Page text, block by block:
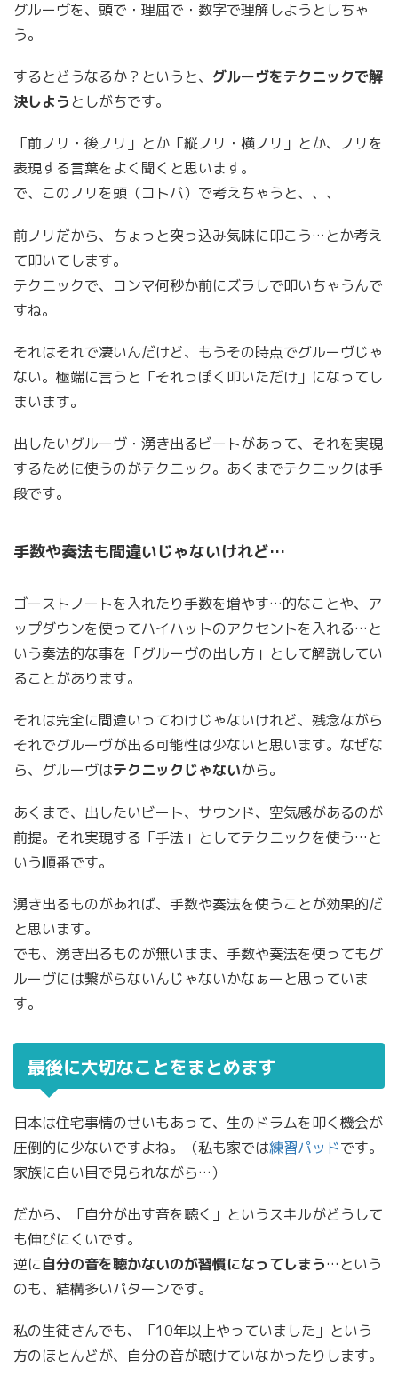
グルーヴを、頭で・理屈で・数字で理解しようとしちゃ
う。
するとどうなるか？というと、 グルーヴをテクニックで解
決しようとしがちです。
「前ノリ・後ノリ」とか「縦ノリ・横ノリ」とか、ノリを
表現する言葉をよく聞くと思います。
で、このノリを頭（コトバ）で考えちゃうと、、、
前ノリだから、ちょっと突っ込み気味に叩こう…とか考え
て叩いてします。
テクニックで、コンマ何秒か前にズラしで叩いちゃうんで
すね。
それはそれで凄いんだけど、もうその時点でグルーヴじゃ
ない。極端に言うと「それっぽく叩いただけ」になってし
まいます。
出したいグルーヴ・湧き出るビートがあって、それを実現
するために使うのがテクニック。あくまでテクニックは手
段です。
手数や奏法も間違いじゃないけれど…
ゴーストノートを入れたり手数を増やす…的なことや、ア
ップダウンを使ってハイハットのアクセントを入れる…と
いう奏法的な事を「グルーヴの出し方」として解説してい
ることがあります。
それは完全に間違いってわけじゃないけれど、残念ながら
それでグルーヴが出る可能性は少ないと思います。なぜな
ら、グルーヴはテクニックじゃないから。
あくまで、出したいビート、サウンド、空気感があるのが
前提。それ実現する「手法」としてテクニックを使う…と
いう順番です。
湧き出るものがあれば、手数や奏法を使うことが効果的だ
と思います。
でも、湧き出るものが無いまま、手数や奏法を使ってもグ
ルーヴには繋がらないんじゃないかなぁーと思っていま
す。
最後に大切なことをまとめます
日本は住宅事情のせいもあって、生のドラムを叩く機会が
圧倒的に少ないですよね。（私も家では練習パッドです。
家族に白い目で見られながら…）
だから、「自分が出す音を聴く」というスキルがどうして
も伸びにくいです。
逆に自分の音を聴かないのが習慣になってしまう…という
のも、結構多いパターンです。
私の生徒さんでも、「10年以上やっていました」という
方のほとんどが、自分の音が聴けていなかったりします。